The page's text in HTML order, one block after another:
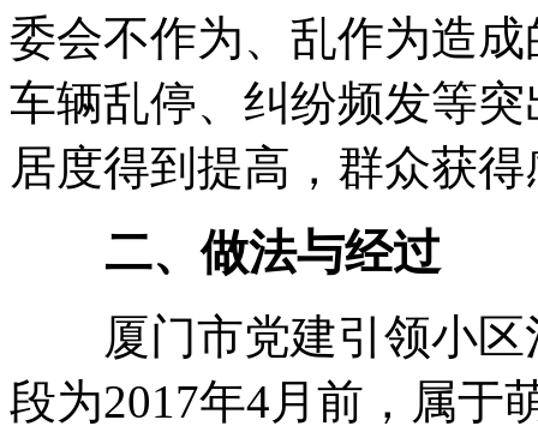
委会不作为、乱作为造
车辆乱停、纠纷频发等
居度得到提高，群众获
二、做法与经过
厦门市党建引领小区
段为2017年4月前，属于